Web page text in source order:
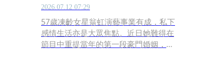
2026.07.12 07:29
57歲凍齡女星翁虹演藝事業有成，私下
感情生活亦是大眾焦點。近日她難得在
節目中重提當年的第一段豪門婚姻，不